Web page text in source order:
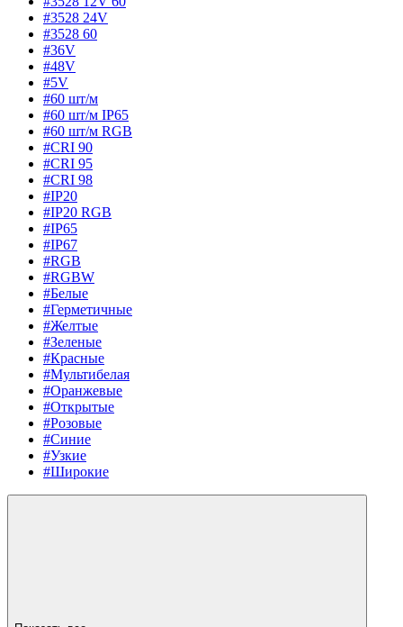
#3528 24V
#3528 60
#36V
#48V
#5V
#60 шт/м
#60 шт/м IP65
#60 шт/м RGB
#CRI 90
#CRI 95
#CRI 98
#IP20
#IP20 RGB
#IP65
#IP67
#RGB
#RGBW
#Белые
#Герметичные
#Желтые
#Зеленые
#Красные
#Мультибелая
#Оранжевые
#Открытые
#Розовые
#Синие
#Узкие
#Широкие